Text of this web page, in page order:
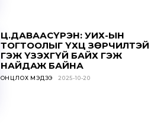
Ц.ДАВААСҮРЭН: УИХ-ЫН
ТОГТООЛЫГ ҮХЦ ЗӨРЧИЛТЭЙ
ГЭЖ ҮЗЭХГҮЙ БАЙХ ГЭЖ
НАЙДАЖ БАЙНА
ОНЦЛОХ МЭДЭЭ 2025-10-20